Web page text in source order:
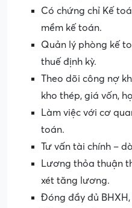
Có chứng chỉ Kế
mềm kế toán.
Quản lý phòng kế
thuế định kỳ.
Theo dõi công nợ
kho thép, giá vốn,
Làm việc với cơ
toán.
Tư vấn tài chính –
Lương thỏa thuận
xét tăng lương.
Đóng đầy đủ